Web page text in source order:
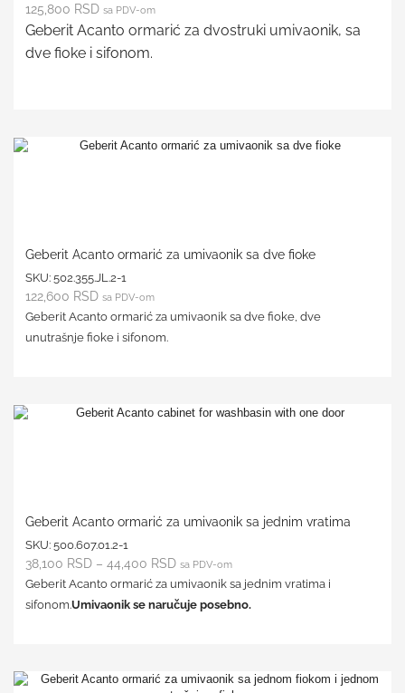
125,800 RSD sa PDV-om
Geberit Acanto ormarić za dvostruki umivaonik, sa
dve fioke i sifonom.
Geberit Acanto ormarić za umivaonik sa dve fioke
SKU: 502.355.JL.2-1
122,600 RSD sa PDV-om
Geberit Acanto ormarić za umivaonik sa dve fioke, dve
unutrašnje fioke i sifonom.
Geberit Acanto ormarić za umivaonik sa jednim vratima
SKU: 500.607.01.2-1
38,100 RSD – 44,400 RSD sa PDV-om
Geberit Acanto ormarić za umivaonik sa jednim vratima i
sifonom.Umivaonik se naručuje posebno.